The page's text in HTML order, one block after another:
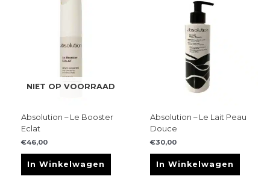
NIET OP VOORRAAD
Absolution – Le Booster
Eclat
€46,00
In Winkelwagen
Absolution – Le Lait Peau
Douce
€30,00
In Winkelwagen